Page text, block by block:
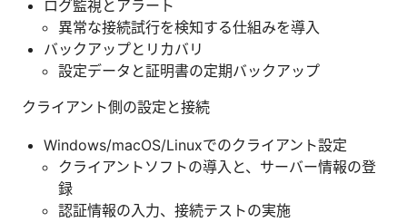
ログ監視とアラート
異常な接続試行を検知する仕組みを導入
バックアップとリカバリ
設定データと証明書の定期バックアップ
クライアント側の設定と接続
Windows/macOS/Linuxでのクライアント設定
クライアントソフトの導入と、サーバー情報の登
録
認証情報の入力、接続テストの実施